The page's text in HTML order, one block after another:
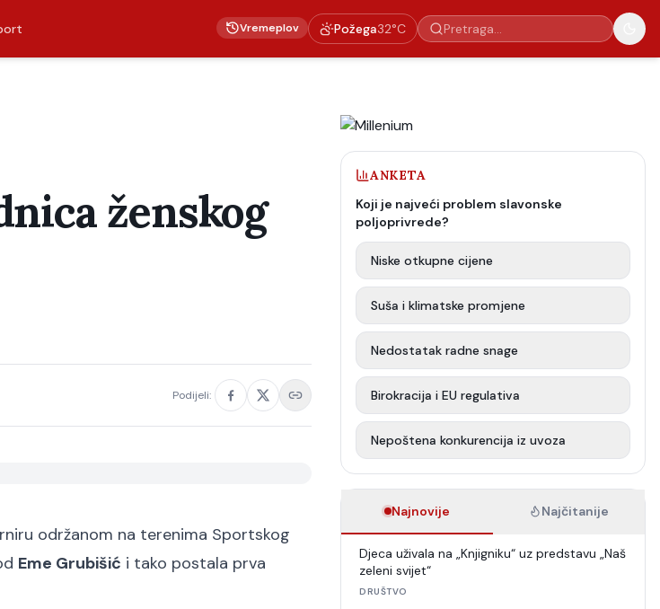
Vremeplov Požega32°C
ženskog
Podijeli:
održanom na terenima Sportskog
Eme Grubišić i tako postala prva
ANKETA
Koji je najveći problem slavonske
poljoprivrede?
Niske otkupne cijene
Suša i klimatske promjene
Nedostatak radne snage
Birokracija i EU regulativa
Nepoštena konkurencija iz uvoza
Najnovije Najčitanije
Djeca uživala na „Knjigniku“ uz predstavu „Naš
zeleni svijet“
DRUŠTVO